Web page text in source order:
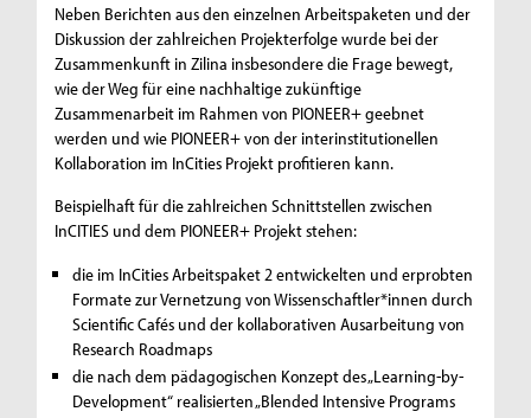
Neben Berichten aus den einzelnen Arbeitspaketen und der
Diskussion der zahlreichen Projekterfolge wurde bei der
Zusammenkunft in Zilina insbesondere die Frage bewegt,
wie der Weg für eine nachhaltige zukünftige
Zusammenarbeit im Rahmen von PIONEER+ geebnet
werden und wie PIONEER+ von der interinstitutionellen
Kollaboration im InCities Projekt profitieren kann.
Beispielhaft für die zahlreichen Schnittstellen zwischen
InCITIES und dem PIONEER+ Projekt stehen:
die im InCities Arbeitspaket 2 entwickelten und erprobten
Formate zur Vernetzung von Wissenschaftler*innen durch
Scientific Cafés und der kollaborativen Ausarbeitung von
Research Roadmaps
die nach dem pädagogischen Konzept des „Learning-by-
Development“ realisierten „Blended Intensive Programs